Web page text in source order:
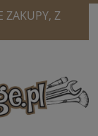
ZAKUPY, Z